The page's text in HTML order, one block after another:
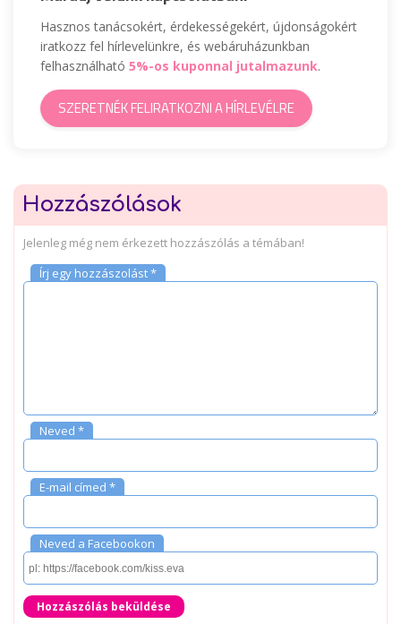
Hasznos tanácsokért, érdekességekért, újdonságokért
iratkozz fel hírlevelünkre, és webáruházunkban
felhasználható 5%-os kuponnal jutalmazunk.
SZERETNÉK FELIRATKOZNI A HÍRLEVÉLRE
Hozzászólások
Jelenleg még nem érkezett hozzászólás a témában!
Írj egy hozzászolást *
Neved *
E-mail címed *
Neved a Facebookon
Hozzászólás beküldése